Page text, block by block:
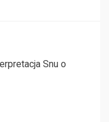
Snu o